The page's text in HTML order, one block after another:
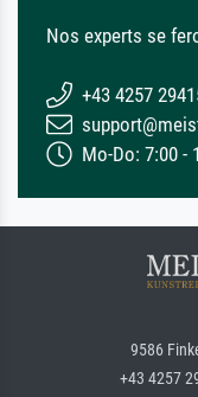
Nos experts se
+43 4257
Mo-Do: 7:00 -
9586
+43 4257